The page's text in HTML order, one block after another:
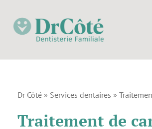
Dr Côté » Services dentaires »
Traitement de